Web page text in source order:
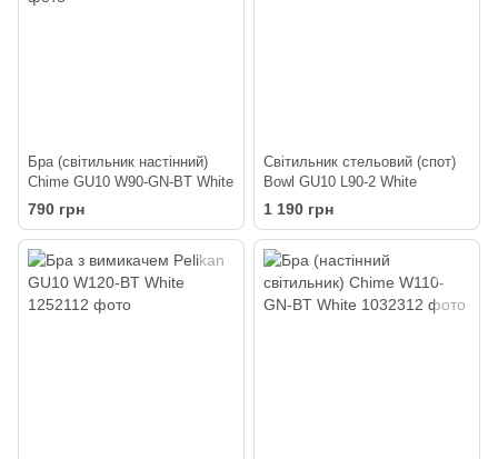
Бра (світильник настінний)
Chime GU10 W90-GN-BT White
790 грн
Світильник стельовий (спот)
Bowl GU10 L90-2 White
1 190 грн